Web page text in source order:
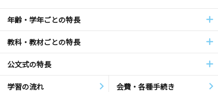
年齢・学年ごとの特長
教科・教材ごとの特長
公文式の特長
学習の流れ 会費・各種手続き